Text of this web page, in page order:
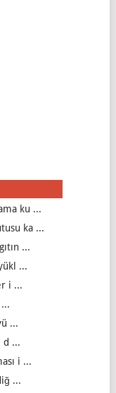
ku ...
ka ...
...
...
i ...
...
d ...
i ...
...